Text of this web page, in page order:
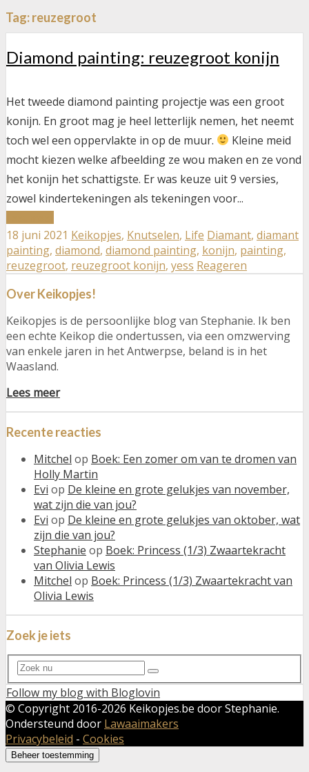
Tag:reuzegroot
Diamond painting: reuzegroot konijn
Het tweede diamond painting projectje was een groot
konijn. En groot mag je heel letterlijk nemen, het neemt
toch wel een oppervlakte in op de muur.
Kleine meid
mocht kiezen welke afbeelding ze wou maken en ze vond
het konijn het schattigste. Er was keuze uit 9 versies,
zowel kindertekeningen als tekeningen voor...
Diamond
painting:
reuzegroot
konijn
18 juni 2021 Keikopjes, Knutselen, Life Diamant, diamant
painting, diamond, diamond painting, konijn, painting,
reuzegroot, reuzegroot konijn, yess Reageren
Over Keikopjes!
Keikopjes is de persoonlijke blog van Stephanie. Ik ben
een echte Keikop die ondertussen, via een omzwerving
van enkele jaren in het Antwerpse, beland is in het
Waasland.
Lees meer
Recente reacties
Mitchel op Boek: Een zomer om van te dromen van
Holly Martin
Evi op De kleine en grote gelukjes van november,
wat zijn die van jou?
Evi op De kleine en grote gelukjes van oktober, wat
zijn die van jou?
Stephanie op Boek: Princess (1/3) Zwaartekracht
van Olivia Lewis
Mitchel op Boek: Princess (1/3) Zwaartekracht van
Olivia Lewis
Zoek je iets
Search
for:
Search
Follow my blog with Bloglovin
© Copyright 2016-2026 Keikopjes.be door Stephanie.
Ondersteund door Lawaaimakers
Privacybeleid - Cookies
Beheer toestemming